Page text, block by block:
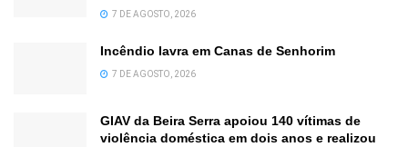
7 DE AGOSTO, 2026
Incêndio lavra em Canas de Senhorim
7 DE AGOSTO, 2026
GIAV da Beira Serra apoiou 140 vítimas de
violência doméstica em dois anos e realizou